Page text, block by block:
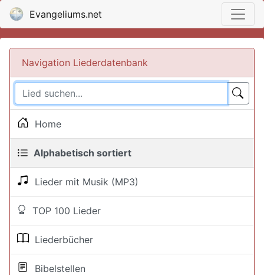
Evangeliums.net
Navigation Liederdatenbank
Home
Alphabetisch sortiert
Lieder mit Musik (MP3)
TOP 100 Lieder
Liederbücher
Bibelstellen